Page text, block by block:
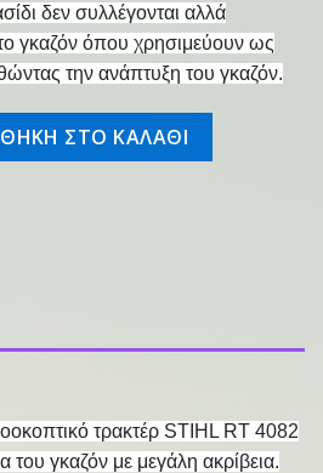
δεν συλλέγονται αλλά
γκαζόν όπου χρησιμεύουν ως
την ανάπτυξη του γκαζόν.
4082.1 ποσότητα
ΣΤΟ ΚΑΛΑΘΙ
τρακτέρ STIHL RT 4082
του γκαζόν με μεγάλη ακρίβεια.